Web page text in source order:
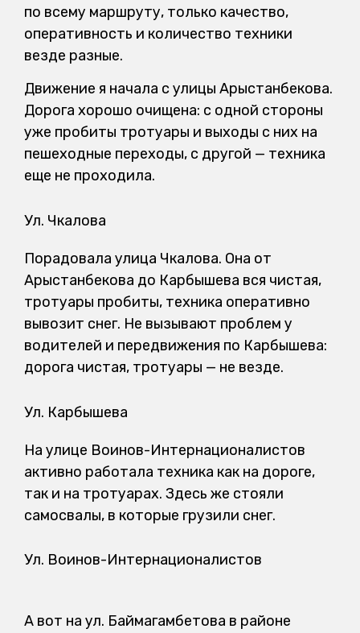
по всему маршруту, только качество,
оперативность и количество техники
везде разные.
Движение я начала с улицы Арыстанбекова.
Дорога хорошо очищена: с одной стороны
уже пробиты тротуары и выходы с них на
пешеходные переходы, с другой — техника
еще не проходила.
Ул. Чкалова
Порадовала улица Чкалова. Она от
Арыстанбекова до Карбышева вся чистая,
тротуары пробиты, техника оперативно
вывозит снег. Не вызывают проблем у
водителей и передвижения по Карбышева:
дорога чистая, тротуары — не везде.
Ул. Карбышева
На улице Воинов-Интернационалистов
активно работала техника как на дороге,
так и на тротуарах. Здесь же стояли
самосвалы, в которые грузили снег.
Ул. Воинов-Интернационалистов
А вот на ул. Баймагамбетова в районе